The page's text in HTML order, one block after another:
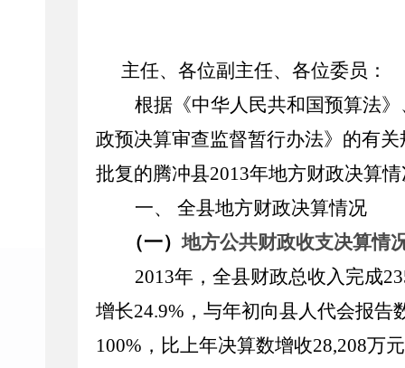
主任、各位副主任、各位委员：
根据《中华人民共和国预算法》
政预决算审查监督暂行办法》 的有关
批复的腾冲县2013年地方财政决算
一、 全县地方财政决算情况
（一）地方公共财政收支决算情
2013年，全县财政总收入完成
增长24.9% ，与年初向县人代会报告
100% ， 比上年决算数增收28,208万